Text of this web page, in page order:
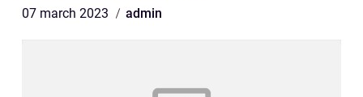
07 march 2023 admin